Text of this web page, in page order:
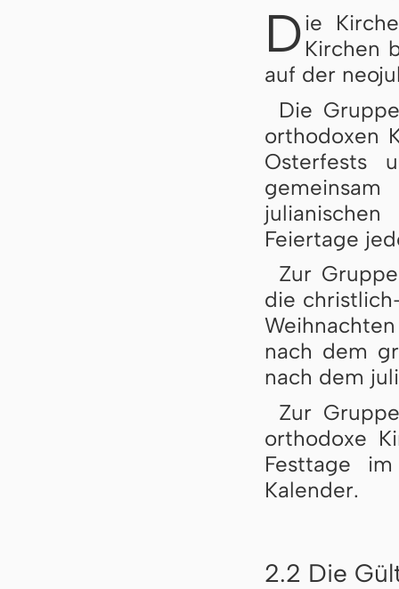
D ie
Kirchen
auf der
Die
orthodoxen
Osterfests
Feiertage
Zur
die
nach dem
nach dem
Zur
orthodoxe
Festtage
Kalender.
2.2 Die